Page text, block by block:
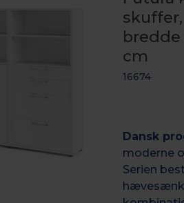
bredde
cm
16674
Dansk
moderne
Serien